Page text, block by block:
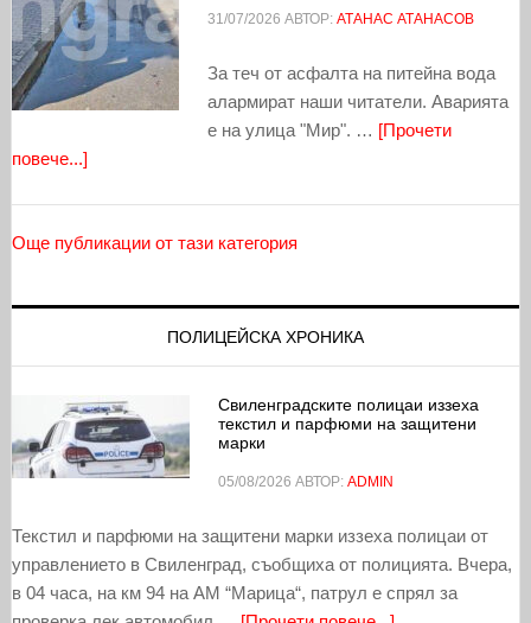
31/07/2026 АВТОР: АТАНАС АТАНАСОВ
За теч от асфалта на питейна вода
алармират наши читатели. Аварията
е на улица "Мир". … [Прочети
повече...]
Още публикации от тази категория
ПОЛИЦЕЙСКА ХРОНИКА
Свиленградските полицаи иззеха
текстил и парфюми на защитени
марки
05/08/2026 АВТОР: ADMIN
Текстил и парфюми на защитени марки иззеха полицаи от
управлението в Свиленград, съобщиха от полицията. Вчера,
в 04 часа, на км 94 на АМ “Марица“, патрул е спрял за